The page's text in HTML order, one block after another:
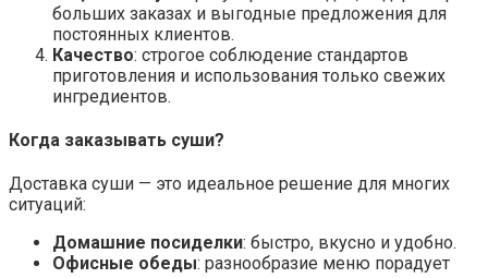
больших заказах и выгодные предложения для
постоянных клиентов.
Качество: строгое соблюдение стандартов
приготовления и использования только свежих
ингредиентов.
Когда заказывать суши?
Доставка суши — это идеальное решение для многих
ситуаций:
Домашние посиделки: быстро, вкусно и удобно.
Офисные обеды: разнообразие меню порадует